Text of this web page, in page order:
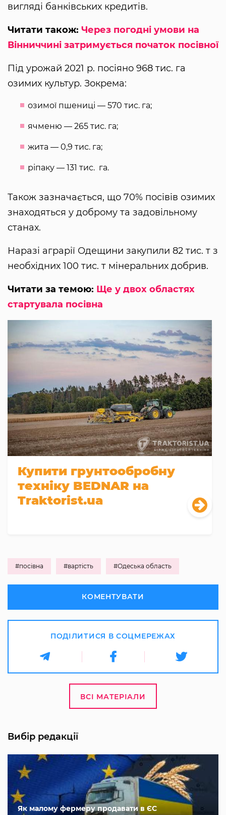
вигляді банківських кредитів.
Читати також: Через погодні умови на
Вінниччині затримується початок посівної
Під урожай 2021 р. посіяно 968 тис. га
озимих культур. Зокрема:
озимої пшениці — 570 тис. га;
ячменю — 265 тис. га;
жита — 0,9 тис. га;
ріпаку — 131 тис. га.
Також зазначається, що 70% посівів озимих
знаходяться у доброму та задовільному
станах.
Наразі аграрії Одещини закупили 82 тис. т з
необхідних 100 тис. т мінеральних добрив.
Читати за темою: Ще у двох областях
стартувала посівна
Купити грунтообробну
техніку BEDNAR на
Traktorist.ua
#посівна #вартість #Одеська область
КОМЕНТУВАТИ
ПОДІЛИТИСЯ В СОЦМЕРЕЖАХ
ВСІ МАТЕРІАЛИ
Вибір редакції
Як малому фермеру продавати в ЄС